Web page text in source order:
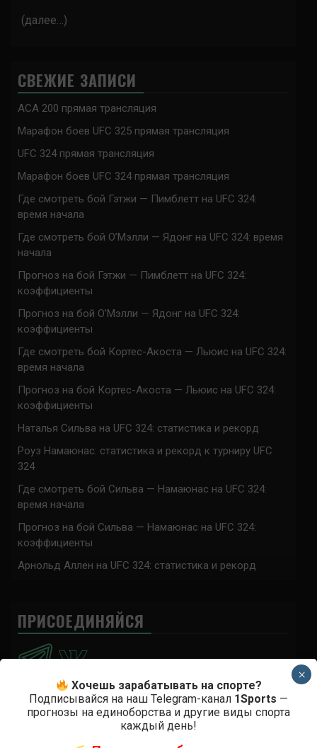
(далее…)
СВЕЖИЕ ЗАПИСИ
ACA 200 прямая трансляция
Марафон боев UFC 325 прямая трансляция
UFC 324 прямая трансляция
Марафон боев UFC 324 прямая трансляция
Где смотреть бой Гэтжи — Пимблетт на UFC 324:
время начала
Где смотреть бой О’Мэлли — Ядонг на UFC 324: время
начала
Прогноз на бой Гэтжи — Пимблетт на UFC 324:
коэффициенты
Прогноз на бой О’Мэлли — Ядонг на UFC 324:
коэффициенты
Где смотреть бой Кортес-Акоста — Льюис на UFC 324:
время начала
Прогноз на бой Кортес-Акоста — Льюис на UFC 324:
коэффициенты
Наталья Сильва на UFC 324: статистика и рекорд
Роуз Намаюнас: статистика и рекорд к турниру UFC
324
Где смотреть бой Сильва — Намаюнас на UFC 324:
время начала
Прогноз на бой Сильва — Намаюнас на UFC 324:
коэффициенты
Арнольд Аллен на UFC 324: статистика и рекорд
ПРИСОЕДИНЯЙСЯ
АнонимнокДоминик Круз — Деметриус Джонсон
Хочешь зарабатывать на спорте?
Подписывайся на наш Telegram-канал 1Sports —
прогнозы на единоборства и другие виды спорта
каждый день!
×